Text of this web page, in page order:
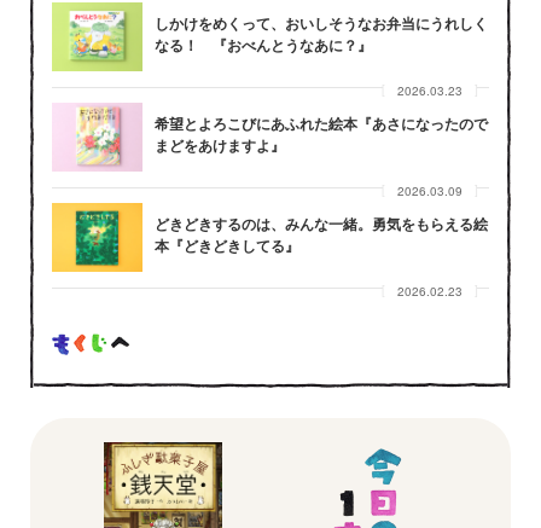
しかけをめくって、おいしそうなお弁当にうれしく
なる！ 『おべんとうなあに？』
2026.03.23
希望とよろこびにあふれた絵本『あさになったので
まどをあけますよ』
2026.03.09
どきどきするのは、みんな一緒。勇気をもらえる絵
本『どきどきしてる』
2026.02.23